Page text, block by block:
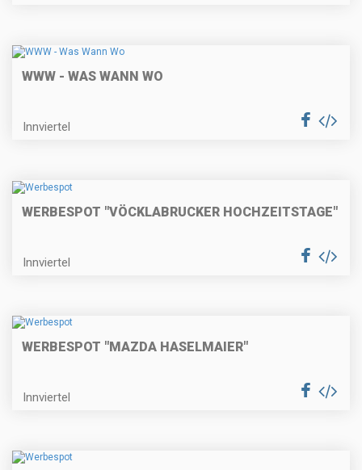
WWW - WAS WANN WO
Innviertel
WERBESPOT "VÖCKLABRUCKER HOCHZEITSTAGE"
Innviertel
WERBESPOT "MAZDA HASELMAIER"
Innviertel